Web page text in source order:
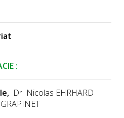
:
Dr Nicolas EHRHARD